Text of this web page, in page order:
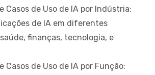
Casos de Uso de IA por Indústria:
de IA em diferentes
finanças, tecnologia, e
Casos de Uso de IA por Função: